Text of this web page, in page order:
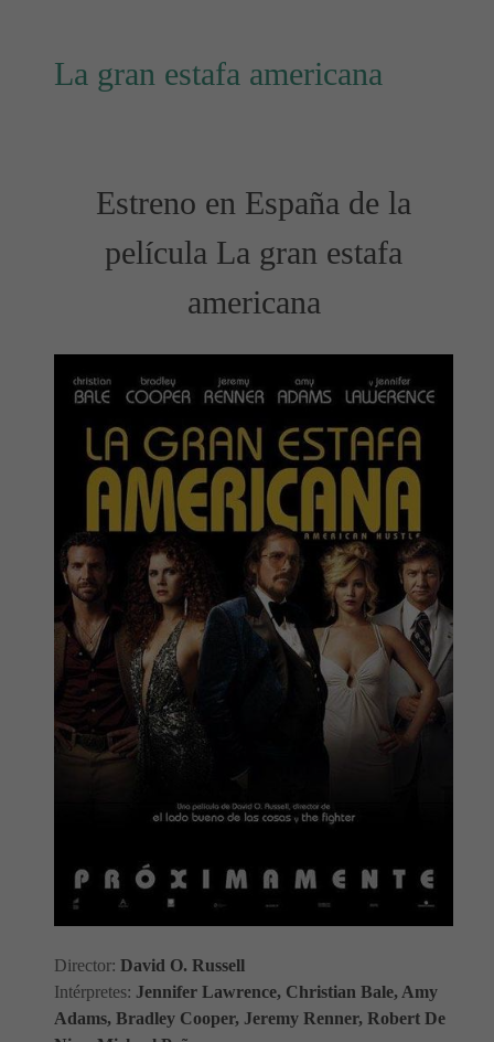
La gran estafa americana
Estreno en España de la
película La gran estafa
americana
Director: David O. Russell
Intérpretes: Jennifer Lawrence, Christian Bale, Amy
Adams, Bradley Cooper, Jeremy Renner, Robert De